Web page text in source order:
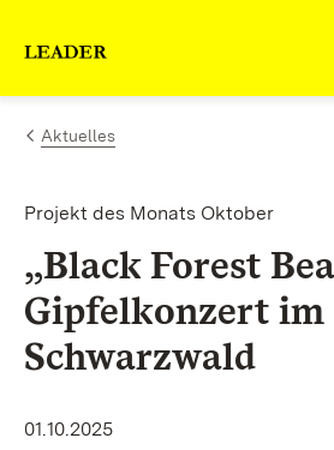
Link zur Startseite
Aktuelles
Projekt des Monats Oktober
„Black Forest
Gipfelkonzert im
Schwarzwald
01.10.2025